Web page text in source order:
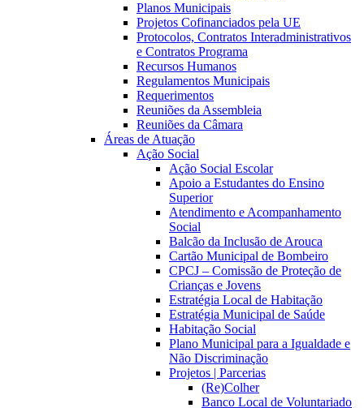
Planos Municipais
Projetos Cofinanciados pela UE
Protocolos, Contratos Interadministrativos
e Contratos Programa
Recursos Humanos
Regulamentos Municipais
Requerimentos
Reuniões da Assembleia
Reuniões da Câmara
Áreas de Atuação
Ação Social
Ação Social Escolar
Apoio a Estudantes do Ensino
Superior
Atendimento e Acompanhamento
Social
Balcão da Inclusão de Arouca
Cartão Municipal de Bombeiro
CPCJ – Comissão de Proteção de
Crianças e Jovens
Estratégia Local de Habitação
Estratégia Municipal de Saúde
Habitação Social
Plano Municipal para a Igualdade e
Não Discriminação
Projetos | Parcerias
(Re)Colher
Banco Local de Voluntariado